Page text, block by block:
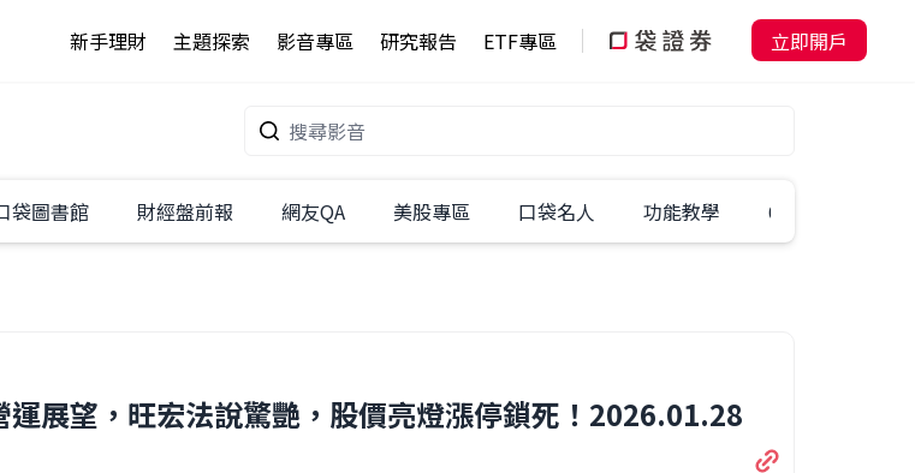
新手理財 主題探索 影音專區 研究報告 ETF專區 立即開戶
袋圖書館 財經盤前報 網友QA 美股專區 口袋名人 功能教學 60秒學一招
運展望，旺宏法說驚艷，股價亮燈漲停鎖死！2026.01.28